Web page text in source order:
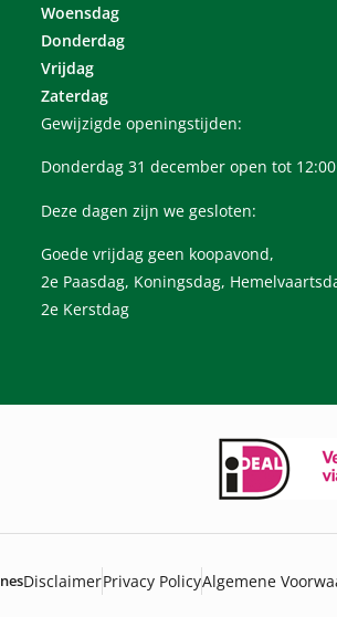
Woensdag
Donderdag
Vrijdag
Zaterdag
Gewijzigde openingstijden:
Donderdag 31 december open tot 12:00
Deze dagen zijn we gesloten:
Goede vrijdag geen koopavond,
2e Paasdag, Koningsdag,
2e Kerstdag
DisclaimerPrivacy PolicyAlgemene